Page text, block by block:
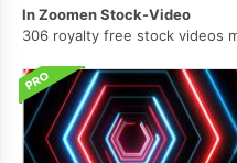
In Zoomen Stock-Video
306 royalty free stock videos